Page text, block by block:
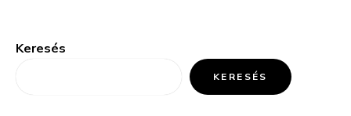
Keresés
KERESÉS